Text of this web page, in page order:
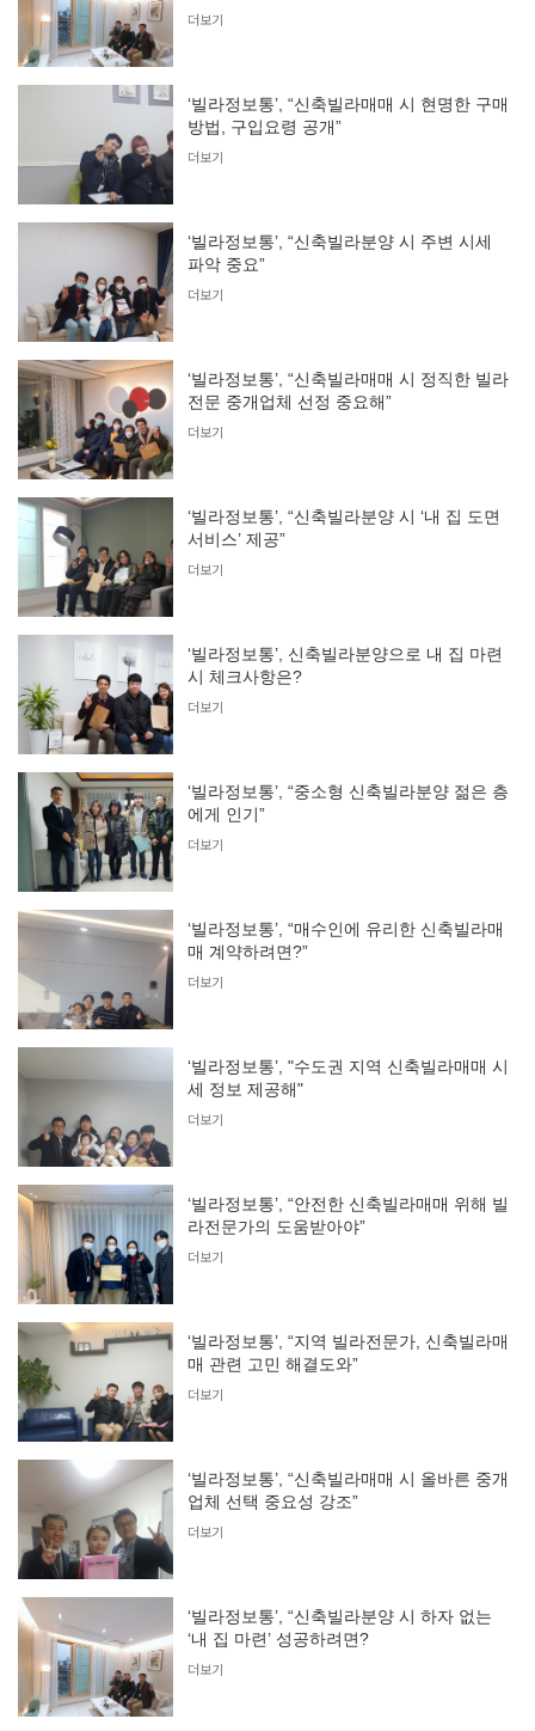
더보기
‘빌라정보통’, “신축빌라매매 시 현명한 구매
방법, 구입요령 공개”
더보기
‘빌라정보통’, “신축빌라분양 시 주변 시세
파악 중요”
더보기
‘빌라정보통’, “신축빌라매매 시 정직한 빌라
전문 중개업체 선정 중요해”
더보기
‘빌라정보통’, “신축빌라분양 시 ‘내 집 도면
서비스’ 제공”
더보기
‘빌라정보통’, 신축빌라분양으로 내 집 마련
시 체크사항은?
더보기
‘빌라정보통’, “중소형 신축빌라분양 젊은 층
에게 인기”
더보기
‘빌라정보통’, “매수인에 유리한 신축빌라매
매 계약하려면?”
더보기
‘빌라정보통’, "수도권 지역 신축빌라매매 시
세 정보 제공해"
더보기
‘빌라정보통’, “안전한 신축빌라매매 위해 빌
라전문가의 도움받아야”
더보기
‘빌라정보통’, “지역 빌라전문가, 신축빌라매
매 관련 고민 해결도와”
더보기
‘빌라정보통’, “신축빌라매매 시 올바른 중개
업체 선택 중요성 강조”
더보기
‘빌라정보통’, “신축빌라분양 시 하자 없는
‘내 집 마련’ 성공하려면?
더보기